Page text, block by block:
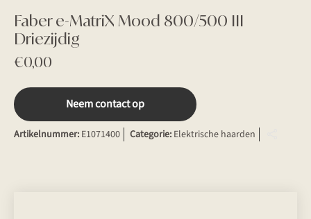
Faber e-MatriX Mood 800/500 III
Driezijdig
€0,00
Neem contact op
Artikelnummer: E1071400 Categorie: Elektrische haarden